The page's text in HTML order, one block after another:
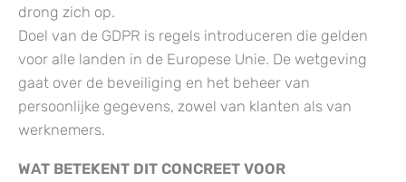
drong zich op.
Doel van de GDPR is regels introduceren die gelden
voor alle landen in de Europese Unie. De wetgeving
gaat over de beveiliging en het beheer van
persoonlijke gegevens, zowel van klanten als van
werknemers.
WAT BETEKENT DIT CONCREET VOOR